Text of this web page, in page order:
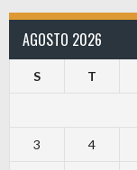
AGOSTO 2026
S T
3 4